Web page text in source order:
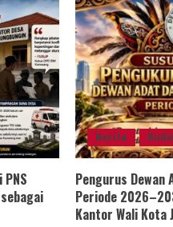
Berita
Pengurus Dewan
Periode
Kantor Wali